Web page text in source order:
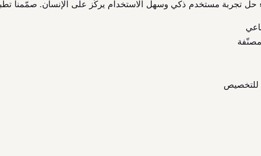
تجربة مستخدم ذكي وسهل الاستخدام يركّز على الإنسان. صمّمنا
للتخصيص